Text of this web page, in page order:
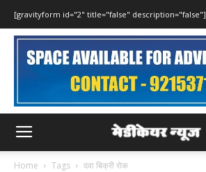
[gravityform id="2" title="false" description="false"]
Home Tags दवा बिक्री रोक